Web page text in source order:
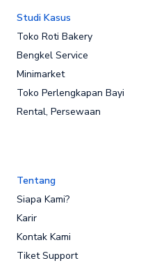
Studi Kasus
Toko Roti Bakery
Bengkel Service
Minimarket
Toko Perlengkapan Bayi
Rental, Persewaan
Tentang
Siapa Kami?
Karir
Kontak Kami
Tiket Support